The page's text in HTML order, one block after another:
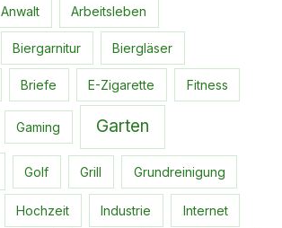
Anwalt Arbeitsleben
Biergarnitur Biergläser
Briefe E-Zigarette Fitness
Gaming Garten
Golf Grill Grundreinigung
Hochzeit Industrie Internet